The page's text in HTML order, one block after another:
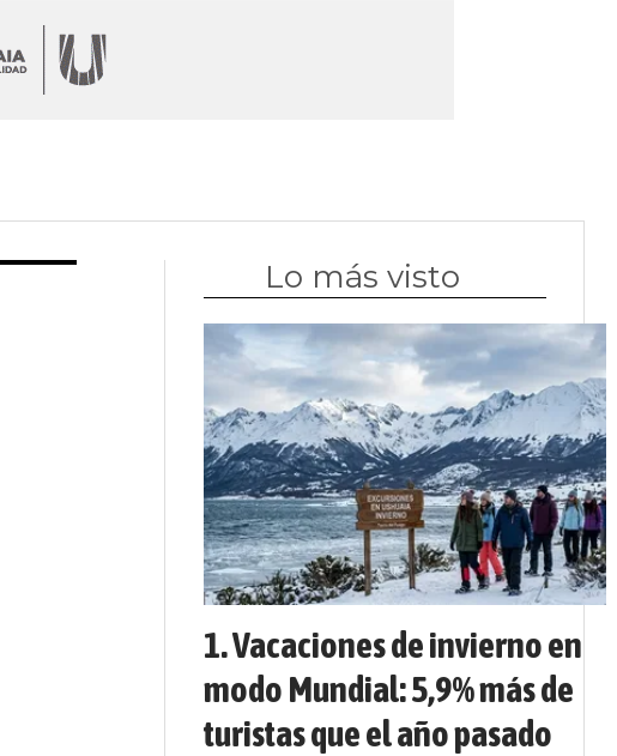
Lo más visto
Vacaciones de invierno en
modo Mundial: 5,9% más de
turistas que el año pasado